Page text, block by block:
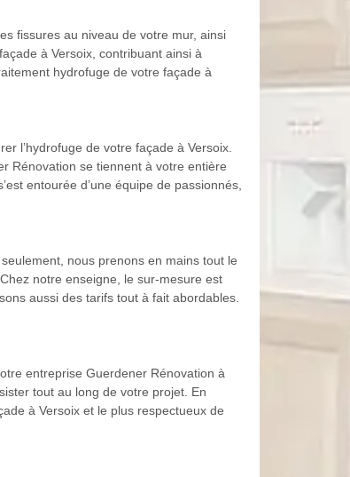
fissures au niveau de votre mur, ainsi
à Versoix, contribuant ainsi à
hydrofuge de votre façade à
l’hydrofuge de votre façade à Versoix.
Rénovation se tiennent à votre entière
entourée d’une équipe de passionnés,
nous prenons en mains tout le
notre enseigne, le sur-mesure est
aussi des tarifs tout à fait abordables.
entreprise Guerdener Rénovation à
tout au long de votre projet. En
à Versoix et le plus respectueux de